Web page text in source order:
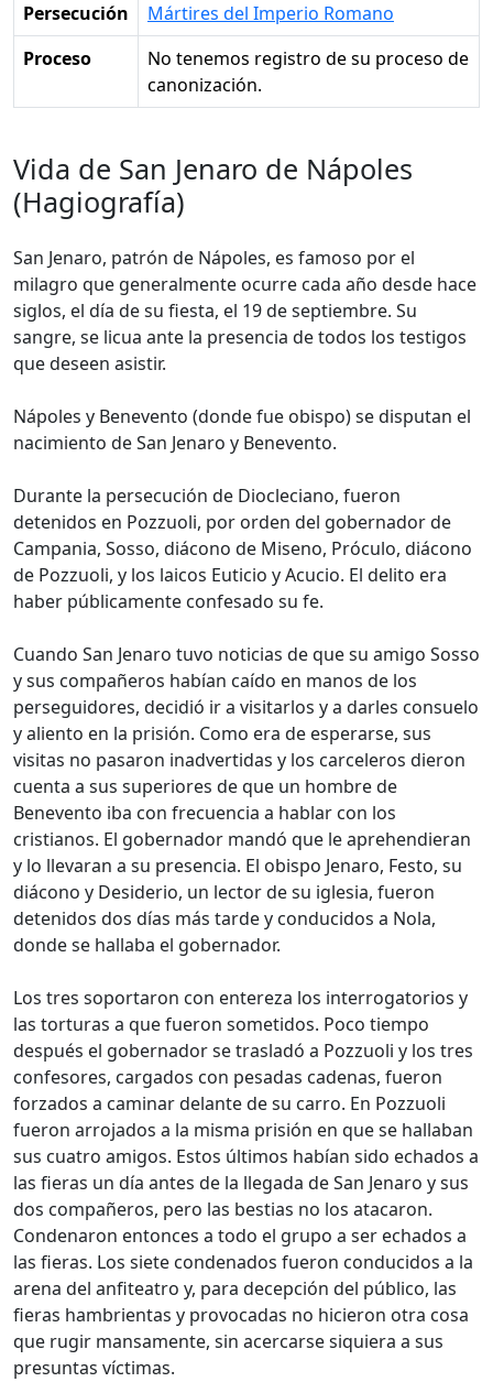
Persecución
Mártires del Imperio Romano
Proceso
No tenemos registro de su proceso de
canonización.
Vida de San Jenaro de Nápoles
(Hagiografía)
San Jenaro, patrón de Nápoles, es famoso por el
milagro que generalmente ocurre cada año desde hace
siglos, el día de su fiesta, el 19 de septiembre. Su
sangre, se licua ante la presencia de todos los testigos
que deseen asistir.
Nápoles y Benevento (donde fue obispo) se disputan el
nacimiento de San Jenaro y Benevento.
Durante la persecución de Diocleciano, fueron
detenidos en Pozzuoli, por orden del gobernador de
Campania, Sosso, diácono de Miseno, Próculo, diácono
de Pozzuoli, y los laicos Euticio y Acucio. El delito era
haber públicamente confesado su fe.
Cuando San Jenaro tuvo noticias de que su amigo Sosso
y sus compañeros habían caído en manos de los
perseguidores, decidió ir a visitarlos y a darles consuelo
y aliento en la prisión. Como era de esperarse, sus
visitas no pasaron inadvertidas y los carceleros dieron
cuenta a sus superiores de que un hombre de
Benevento iba con frecuencia a hablar con los
cristianos. El gobernador mandó que le aprehendieran
y lo llevaran a su presencia. El obispo Jenaro, Festo, su
diácono y Desiderio, un lector de su iglesia, fueron
detenidos dos días más tarde y conducidos a Nola,
donde se hallaba el gobernador.
Los tres soportaron con entereza los interrogatorios y
las torturas a que fueron sometidos. Poco tiempo
después el gobernador se trasladó a Pozzuoli y los tres
confesores, cargados con pesadas cadenas, fueron
forzados a caminar delante de su carro. En Pozzuoli
fueron arrojados a la misma prisión en que se hallaban
sus cuatro amigos. Estos últimos habían sido echados a
las fieras un día antes de la llegada de San Jenaro y sus
dos compañeros, pero las bestias no los atacaron.
Condenaron entonces a todo el grupo a ser echados a
las fieras. Los siete condenados fueron conducidos a la
arena del anfiteatro y, para decepción del público, las
fieras hambrientas y provocadas no hicieron otra cosa
que rugir mansamente, sin acercarse siquiera a sus
presuntas víctimas.